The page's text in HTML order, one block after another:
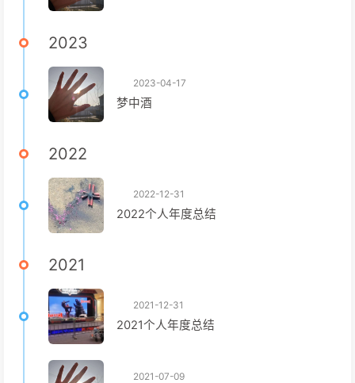
2023
2023-04-17
梦中酒
2022
2022-12-31
2022个人年度总结
2021
2021-12-31
2021个人年度总结
2021-07-09